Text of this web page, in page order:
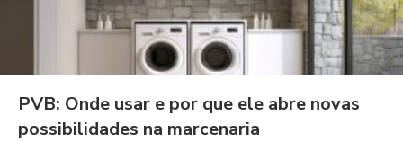
PVB: Onde usar e por que ele abre novas
possibilidades na marcenaria